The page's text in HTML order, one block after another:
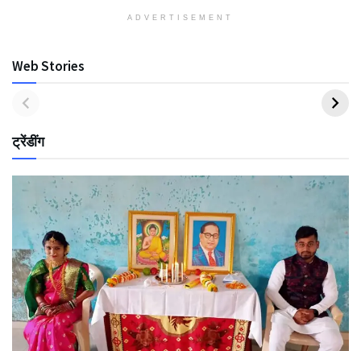
ADVERTISEMENT
Web Stories
ट्रेंडींग